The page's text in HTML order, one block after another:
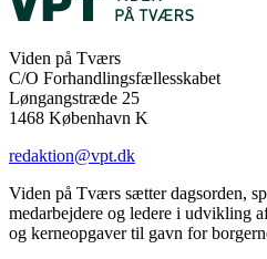
Viden på Tværs
C/O Forhandlingsfællesskabet
Løngangstræde 25
1468 København K
redaktion@vpt.dk
Viden på Tværs sætter dagsorden,
medarbejdere og ledere i udvikling
og kerneopgaver til gavn for